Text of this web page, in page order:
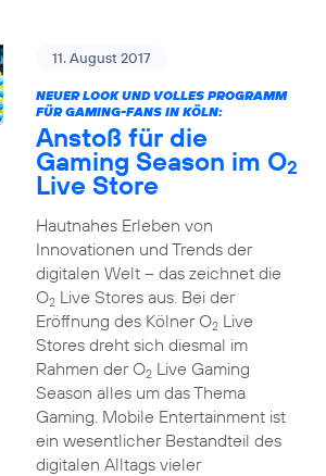
11. August 2017
NEUER LOOK UND VOLLES PROGRAMM
FÜR GAMING-FANS IN KÖLN:
Anstoß für die
Gaming Season im O2
Live Store
Hautnahes Erleben von
Innovationen und Trends der
digitalen Welt – das zeichnet die
O2Live Stores aus. Bei der
Eröffnung des Kölner O2Live
Stores dreht sich diesmal im
Rahmen der O2Live Gaming
Season alles um das Thema
Gaming. Mobile Entertainment ist
ein wesentlicher Bestandteil des
digitalen Alltags vieler